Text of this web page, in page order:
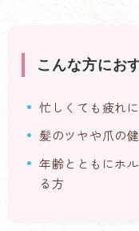
こんな方にお
忙しくても疲れ
髪のツヤや爪の
年齢とともにホ
る方